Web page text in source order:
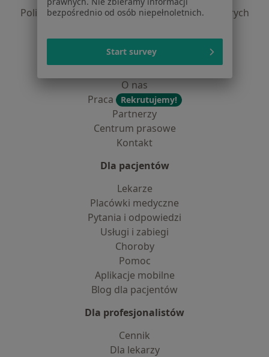
Polityka prywatności dla profesjonalistów, których
Polityka cookies
Jak działają wyniki wyszukiwania
O nas
Praca
Rekrutujemy!
Partnerzy
Centrum prasowe
Kontakt
Dla pacjentów
Lekarze
Placówki medyczne
Pytania i odpowiedzi
Usługi i zabiegi
Choroby
Pomoc
Aplikacje mobilne
Blog dla pacjentów
Dla profesjonalistów
Cennik
Dla lekarzy
bezpośrednio od osób niepełnoletnich.
Start survey